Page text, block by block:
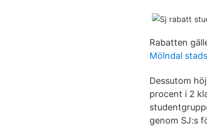
Rabatten
Mölndal
Dessutom
procent i 2
genom SJ:s